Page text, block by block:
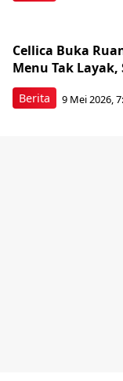
Berita
Cellica Buka
Menu Tak
9 Mei 2026,